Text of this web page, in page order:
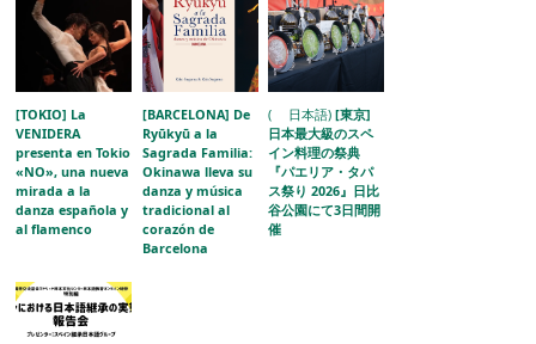
[TOKIO] La
VENIDERA
presenta en Tokio
«NO», una nueva
mirada a la
danza española y
al flamenco
[BARCELONA] De
Ryūkyū a la
Sagrada Familia:
Okinawa lleva su
danza y música
tradicional al
corazón de
Barcelona
( 日本語)[東京]
日本最大級のスペ
イン料理の祭典
『パエリア・タパ
ス祭り 2026』日比
谷公園にて3日間開
催